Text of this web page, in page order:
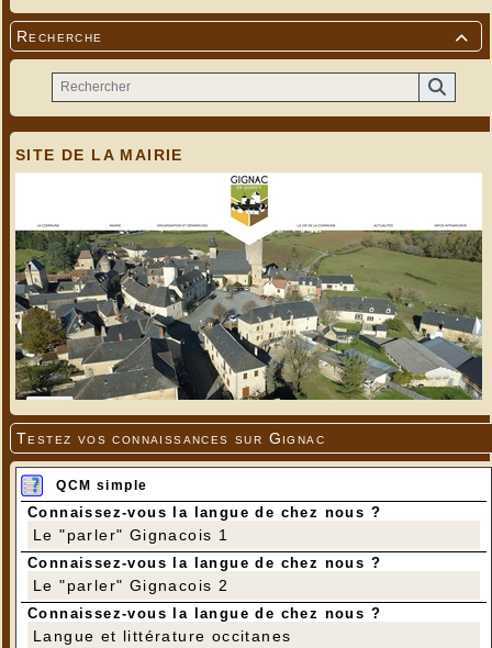

Recherche
SITE DE LA MAIRIE
Testez vos connaissances sur Gignac
QCM simple
Connaissez-vous la langue de chez nous ?
Le "parler" Gignacois 1
Connaissez-vous la langue de chez nous ?
Le "parler" Gignacois 2
Connaissez-vous la langue de chez nous ?
Langue et littérature occitanes